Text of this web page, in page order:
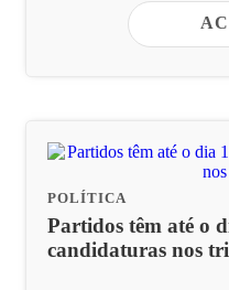
POLÍTICA
Partidos têm até o
candidaturas nos